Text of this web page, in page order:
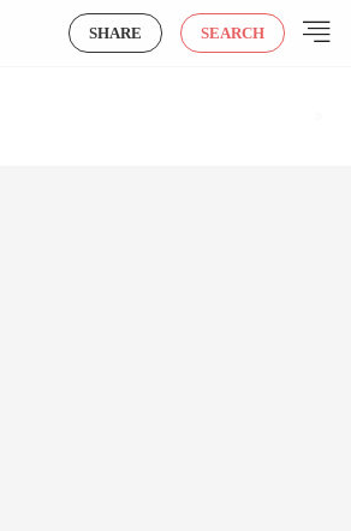
SHARE SEARCH